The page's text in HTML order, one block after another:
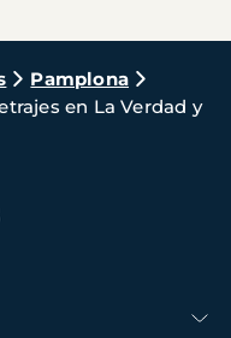
Pamplona
en La Verdad y